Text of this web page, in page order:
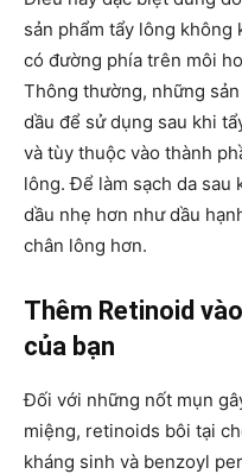
sản phẩm tẩy lông không
có đường phía trên môi
Thông thường, những
dầu để sử dụng sau khi
và tùy thuộc vào thành
lông. Để làm sạch da sau
dầu nhẹ hơn như dầu
chân lông hơn.
Thêm Retinoid
của bạn
Đối với những nốt mụn
miệng, retinoids bôi tại
kháng sinh và benzoyl